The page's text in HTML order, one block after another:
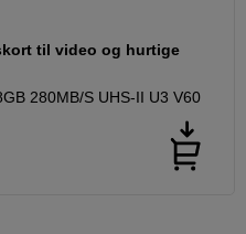
til video og hurtige
280MB/S UHS-II U3 V60